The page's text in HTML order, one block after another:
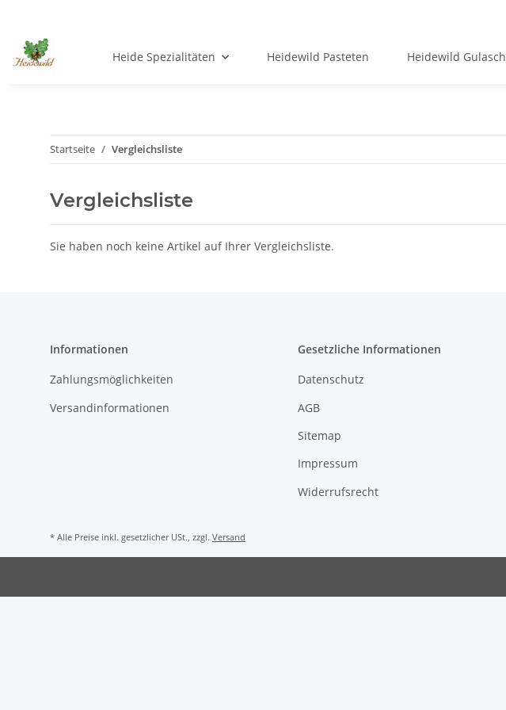
Heide Spezialitäten Heidewild Pasteten Heidewild Gulasch
Startseite Vergleichsliste
Vergleichsliste
Sie haben noch keine Artikel auf Ihrer Vergleichsliste.
Informationen
Zahlungsmöglichkeiten
Versandinformationen
Gesetzliche Informationen
Datenschutz
AGB
Sitemap
Impressum
Widerrufsrecht
* Alle Preise inkl. gesetzlicher USt., zzgl. Versand